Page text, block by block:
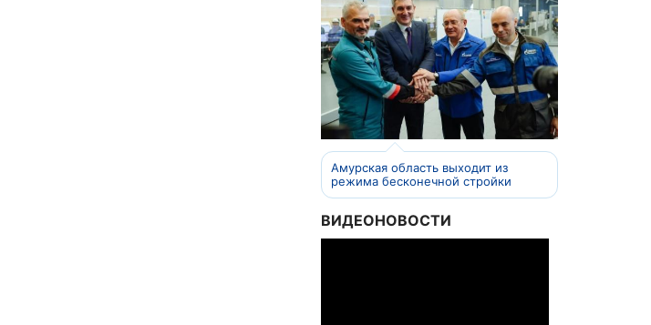
Амурская область выходит из
режима бесконечной стройки
ВИДЕОНОВОСТИ